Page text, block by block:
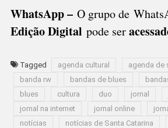
WhatsApp – O grupo de
Edição Digital pode ser
Tagged agenda cultural agenda de
banda rw
bandas de blues
blues
cultura duo jornal
jornal na internet
jornal online
notícias
notícias de Santa Catarina